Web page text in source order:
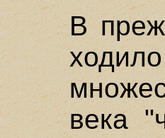
В
века